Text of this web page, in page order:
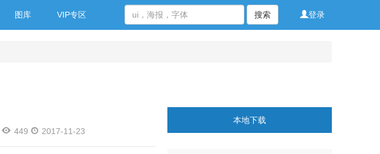
图库 VIP专区 登录
搜索
449 2017-11-23
本地下载